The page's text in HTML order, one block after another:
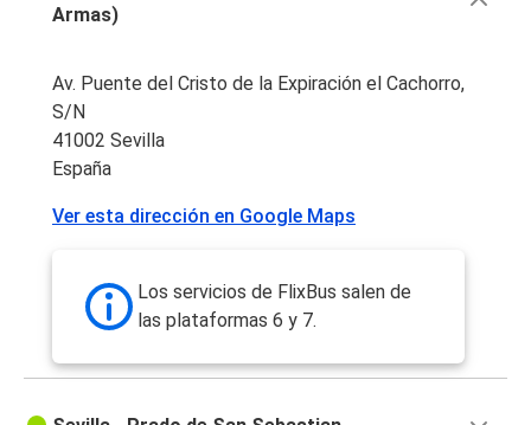
Armas)
Av. Puente del Cristo de la Expiración el Cachorro,
S/N
41002 Sevilla
España
Ver esta dirección en Google Maps
Los servicios de FlixBus salen de
las plataformas 6 y 7.